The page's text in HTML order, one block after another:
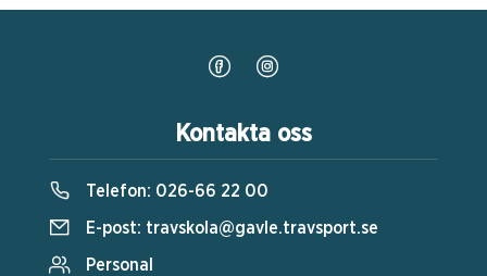
Kontakta oss
Telefon: 026-66 22 00
E-post: travskola@gavle.travsport.se
Personal